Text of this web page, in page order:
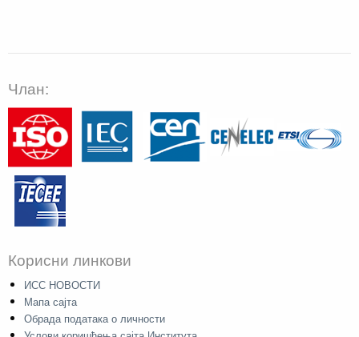
Члан:
Корисни линкови
ИСС НОВОСТИ
Мапа сајта
Обрада података о личности